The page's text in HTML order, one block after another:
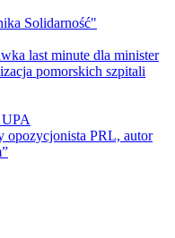
Solidarność"
last minute dla minister
pomorskich szpitali
UPA
opozycjonista PRL, autor